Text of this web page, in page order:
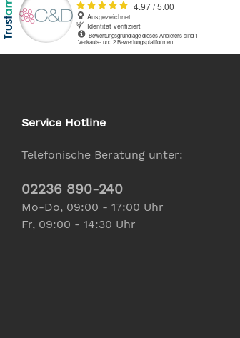
Service Hotline
Telefonische Beratung unter:
02236 890-240
Mo-Do, 09:00 - 17:00 Uhr
Fr, 09:00 - 14:30 Uhr